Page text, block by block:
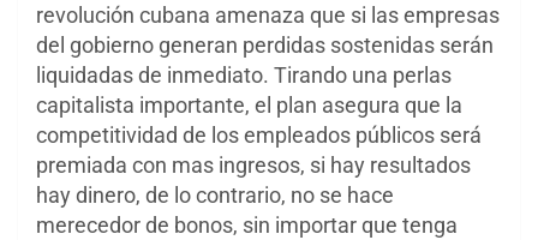
revolución cubana amenaza que si las empresas
del gobierno generan perdidas sostenidas serán
liquidadas de inmediato. Tirando una perlas
capitalista importante, el plan asegura que la
competitividad de los empleados públicos será
premiada con mas ingresos, si hay resultados
hay dinero, de lo contrario, no se hace
merecedor de bonos, sin importar que tenga